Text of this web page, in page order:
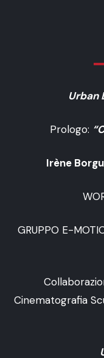
Urban
Prologo:
Irène
GRUPPO E-
Cinematografia